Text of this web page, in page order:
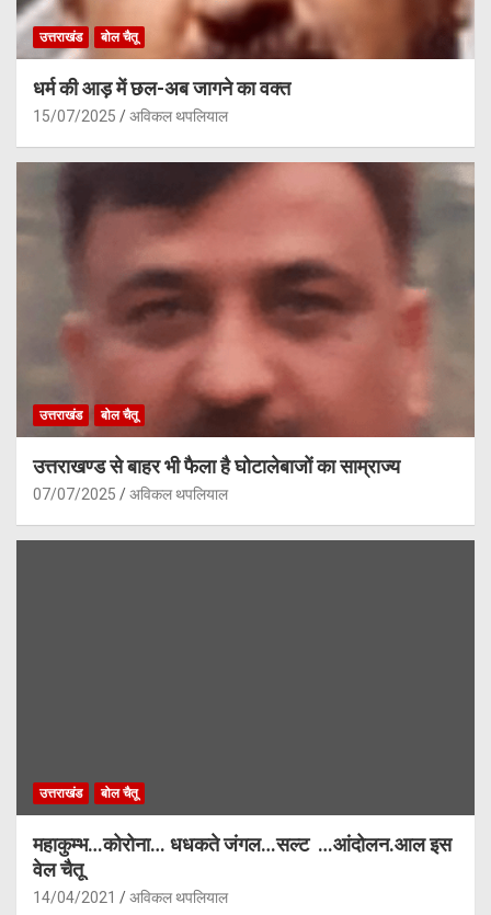
उत्तराखंड बोल चैतू
धर्म की आड़ में छल-अब जागने का वक्त
15/07/2025 अविकल थपलियाल
उत्तराखंड बोल चैतू
उत्तराखण्ड से बाहर भी फैला है घोटालेबाजों का साम्राज्य
07/07/2025 अविकल थपलियाल
उत्तराखंड बोल चैतू
महाकुम्भ…कोरोना… धधकते जंगल…सल्ट …आंदोलन.आल इस
वेल चैतू
14/04/2021 अविकल थपलियाल